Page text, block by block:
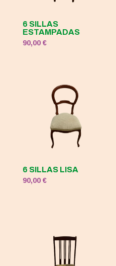
6 SILLAS
ESTAMPADAS
90,00 €
6 SILLAS LISA
90,00 €